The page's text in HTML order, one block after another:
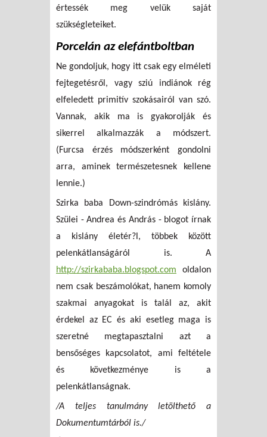
értessék meg velük saját
szükségleteiket.
Porcelán az elefántboltban
Ne gondoljuk, hogy itt csak egy elméleti
fejtegetésről, vagy sziú indiánok rég
elfeledett primitív szokásairól van szó.
Vannak, akik ma is gyakorolják és
sikerrel alkalmazzák a módszert.
(Furcsa érzés módszerként gondolni
arra, aminek természetesnek kellene
lennie.)
Szirka baba Down-szindrómás kislány.
Szülei - Andrea és András - blogot írnak
a kislány életér?l, többek között
pelenkátlanságáról is. A
http://szirkababa.blogspot.com oldalon
nem csak beszámolókat, hanem komoly
szakmai anyagokat is talál az, akit
érdekel az EC és aki esetleg maga is
szeretné megtapasztalni azt a
bensőséges kapcsolatot, ami feltétele
és következménye is a
pelenkátlanságnak.
/A teljes tanulmány letölthető a
Dokumentumtárból is./